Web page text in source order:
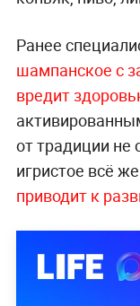
Ранее
шампанское с
вредит
от традиции не
игристое всё
приводит к